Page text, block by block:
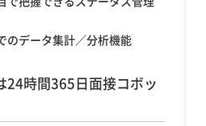
のデータ集計／分析機能
24時間365日面接コボッ